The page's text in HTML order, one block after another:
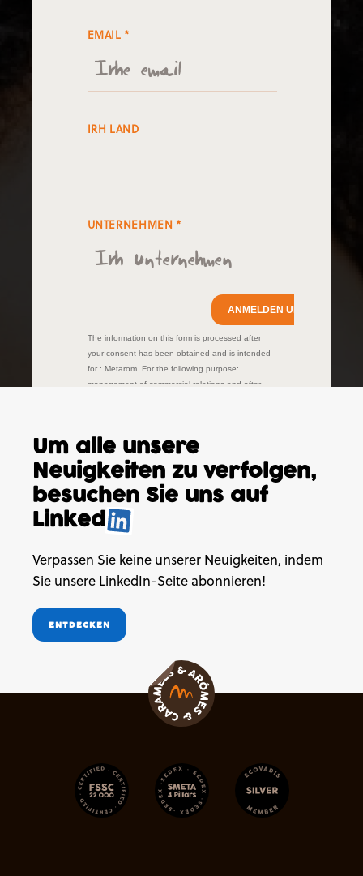
Um alle unsere
Neuigkeiten zu verfolgen,
besuchen Sie uns auf
Linked.
Verpassen Sie keine unserer Neuigkeiten, indem
Sie unsere LinkedIn-Seite abonnieren!
ENTDECKEN